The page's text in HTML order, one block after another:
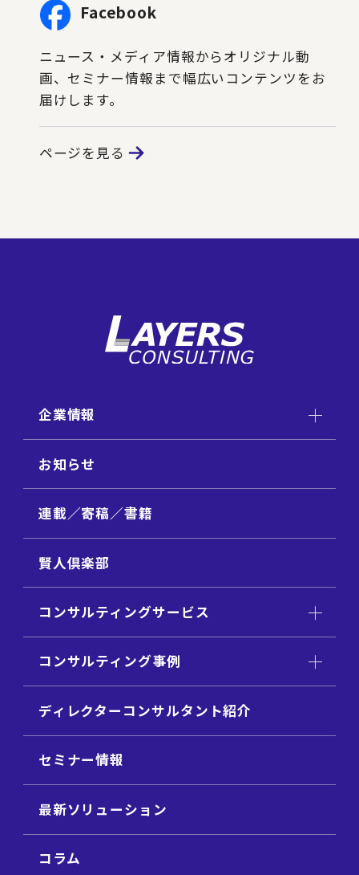
Facebook
ニュース・メディア情報からオリジナル動
画、セミナー情報まで幅広いコンテンツをお
届けします。
ページを見る
企業情報
お知らせ
連載／寄稿／書籍
賢人倶楽部
コンサルティングサービス
コンサルティング事例
ディレクターコンサルタント紹介
セミナー情報
最新ソリューション
コラム